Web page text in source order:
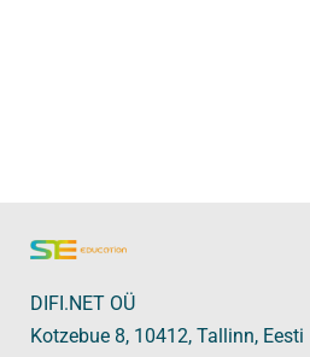
DIFI.NET OÜ
Kotzebue 8, 10412, Tallinn, Eesti